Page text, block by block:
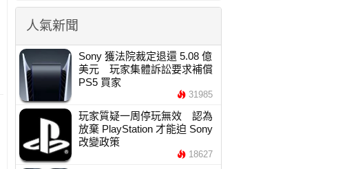
人氣新聞
Sony 獲法院裁定退還 5.08 億
美元 玩家集體訴訟要求補償
PS5 買家
31985
玩家質疑一周停玩無效 認為
放棄 PlayStation 才能迫 Sony
改變政策
18627